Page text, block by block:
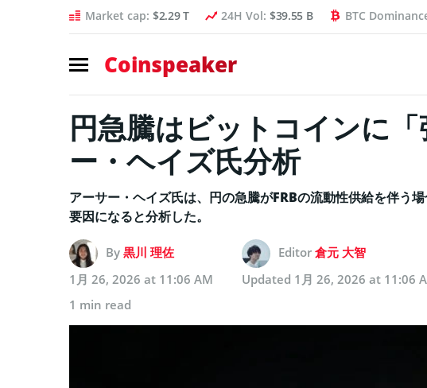
Market cap: $2.29 T 24H Vol: $39.55 B BTC
Coinspeaker
円急騰はビットコインに
ー・ヘイズ氏分析
アーサー・ヘイズ氏は、円の急騰がFRBの流動性供給を伴う
要因になると分析した。
By 黒川 理佐 Editor 倉元 大智
1月 26, 2026 at 11:06 AM
Updated 1月 26, 2026 at 11:06
1 min read